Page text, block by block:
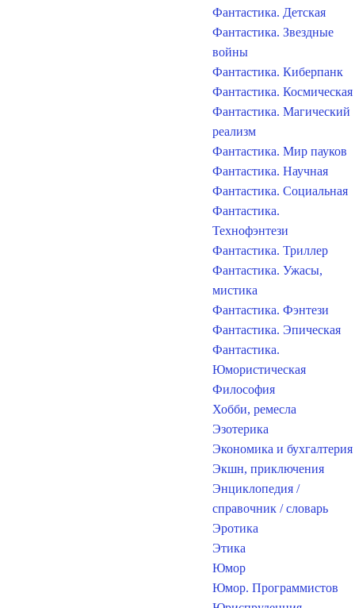
Фантастика. Детская
Фантастика. Звездные
войны
Фантастика. Киберпанк
Фантастика. Космическая
Фантастика. Магический
реализм
Фантастика. Мир пауков
Фантастика. Научная
Фантастика. Социальная
Фантастика.
Технофэнтези
Фантастика. Триллер
Фантастика. Ужасы,
мистика
Фантастика. Фэнтези
Фантастика. Эпическая
Фантастика.
Юмористическая
Философия
Хобби, ремесла
Эзотерика
Экономика и бухгалтерия
Экшн, приключения
Энциклопедия /
справочник / словарь
Эротика
Этика
Юмор
Юмор. Программистов